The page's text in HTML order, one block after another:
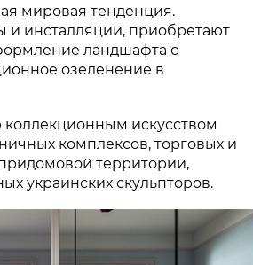
мировая тенденция.
и инсталляции, приобретают
ландшафта с
озеленение в
искусством
комплексов, торговых и
территории,
украинских скульпторов.